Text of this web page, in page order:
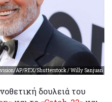
AP/REX/Shutterstock / Willy Sanjuan
δουλειά του